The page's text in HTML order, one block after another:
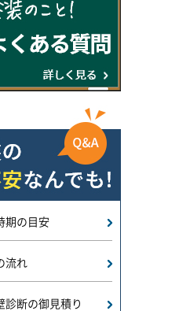
期の目安
流れ
診断の御見積り